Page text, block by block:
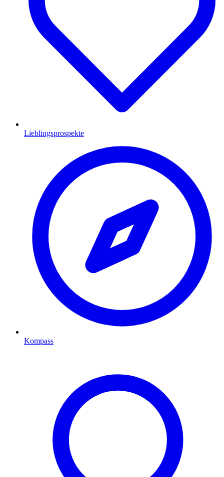
Lieblingsprospekte
Kompass